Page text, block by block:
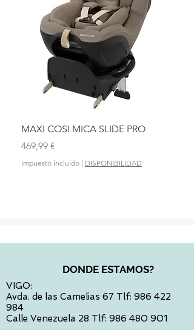
MAXI COSI MICA SLIDE PRO
Precio
469,99 €
Impuesto incluido | DISPONIBILIDAD
DONDE ESTAMOS?
VIGO:
Avda. de las Camelias 67 Tlf: 986 422
984
Calle Venezuela 28 Tlf: 986 480 901